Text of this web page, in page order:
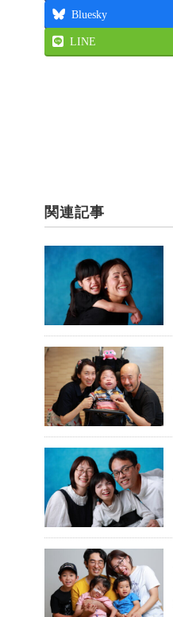
Bluesky
LINE
関連記事